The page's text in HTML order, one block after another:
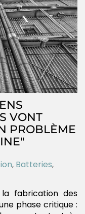
VONT
PROBLÈME
, Batteries,
la fabrication des
phase critique :